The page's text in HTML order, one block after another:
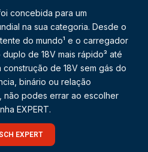
concebida para um
na sua categoria. Desde o
do mundo¹ e o carregador
de 18V mais rápido³ até
de 18V sem gás do
binário ou relação
não podes errar ao escolher
EXPERT.
EXPERT